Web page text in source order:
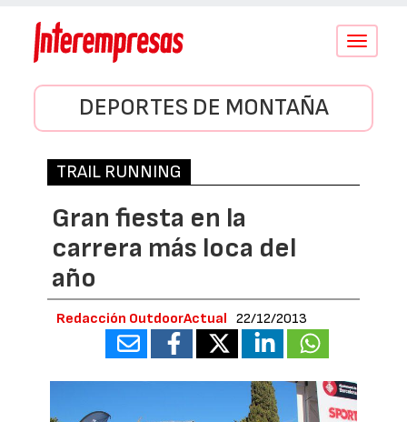
Conmutar
DEPORTES DE MONTAÑA
TRAIL RUNNING
Gran fiesta en la
carrera más loca del
año
Redacción OutdoorActual 22/12/2013